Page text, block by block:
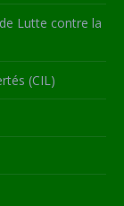
Lutte contre la
(CIL)